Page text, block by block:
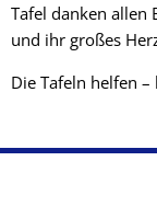
Tafel danken
und ihr großes
Die Tafeln helfen –